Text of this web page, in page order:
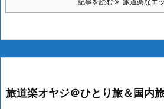
旅道楽オヤジ＠ひとり旅＆国内